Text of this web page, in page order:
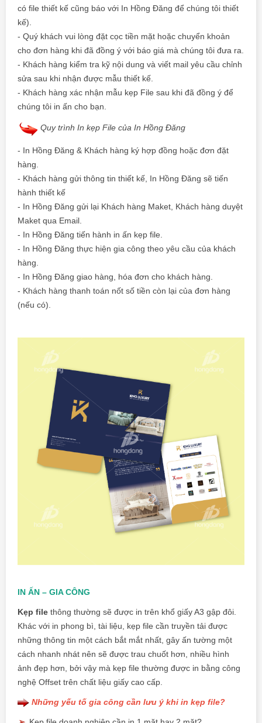
có file thiết kế cũng báo với In Hồng Đăng để chúng tôi thiết
kế).
- Quý khách vui lòng đặt cọc tiền mặt hoặc chuyển khoản
cho đơn hàng khi đã đồng ý với báo giá mà chúng tôi đưa ra.
- Khách hàng kiểm tra kỹ nội dung và viết mail yêu cầu chỉnh
sửa sau khi nhận được mẫu thiết kế.
- Khách hàng xác nhận mẫu kẹp File sau khi đã đồng ý để
chúng tôi in ấn cho bạn.
Quy trình In kẹp File của In Hồng Đăng
- In Hồng Đăng & Khách hàng ký hợp đồng hoặc đơn đặt
hàng.
- Khách hàng gửi thông tin thiết kế, In Hồng Đăng sẽ tiến
hành thiết kế
- In Hồng Đăng gửi lại Khách hàng Maket, Khách hàng duyệt
Maket qua Email.
- In Hồng Đăng tiến hành in ấn kẹp file.
- In Hồng Đăng thực hiện gia công theo yêu cầu của khách
hàng.
- In Hồng Đăng giao hàng, hóa đơn cho khách hàng.
- Khách hàng thanh toán nốt số tiền còn lại của đơn hàng
(nếu có).
IN ẤN – GIA CÔNG
Kẹp file thông thường sẽ được in trên khổ giấy A3 gập đôi.
Khác với in phong bì, tài liệu, kẹp file cần truyền tải được
những thông tin một cách bắt mắt nhất, gây ấn tường một
cách nhanh nhát nên sẽ được trau chuốt hơn, nhiều hình
ảnh đẹp hơn, bởi vậy mà kẹp file thường được in bằng công
nghệ Offset trên chất liệu giấy cao cấp.
Những yếu tố gia công cần lưu ý khi in kẹp file?